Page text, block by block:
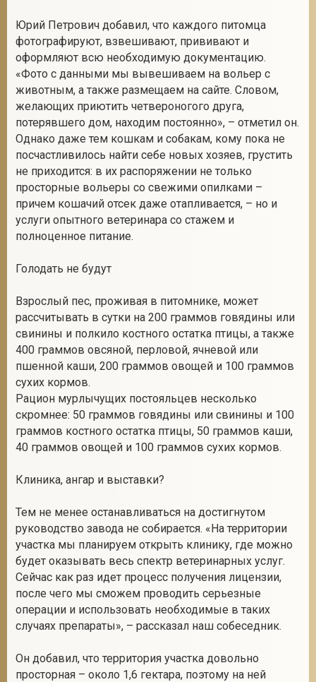
Юрий Петрович добавил, что каждого питомца
фотографируют, взвешивают, прививают и
оформляют всю необходимую документацию.
«Фото с данными мы вывешиваем на вольер с
животным, а также размещаем на сайте. Словом,
желающих приютить четвероногого друга,
потерявшего дом, находим постоянно», – отметил он.
Однако даже тем кошкам и собакам, кому пока не
посчастливилось найти себе новых хозяев, грустить
не приходится: в их распоряжении не только
просторные вольеры со свежими опилками –
причем кошачий отсек даже отапливается, – но и
услуги опытного ветеринара со стажем и
полноценное питание.
Голодать не будут
Взрослый пес, проживая в питомнике, может
рассчитывать в сутки на 200 граммов говядины или
свинины и полкило костного остатка птицы, а также
400 граммов овсяной, перловой, ячневой или
пшенной каши, 200 граммов овощей и 100 граммов
сухих кормов.
Рацион мурлычущих постояльцев несколько
скромнее: 50 граммов говядины или свинины и 100
граммов костного остатка птицы, 50 граммов каши,
40 граммов овощей и 100 граммов сухих кормов.
Клиника, ангар и выставки?
Тем не менее останавливаться на достигнутом
руководство завода не собирается. «На территории
участка мы планируем открыть клинику, где можно
будет оказывать весь спектр ветеринарных услуг.
Сейчас как раз идет процесс получения лицензии,
после чего мы сможем проводить серьезные
операции и использовать необходимые в таких
случаях препараты», – рассказал наш собеседник.
Он добавил, что территория участка довольно
просторная – около 1,6 гектара, поэтому на ней